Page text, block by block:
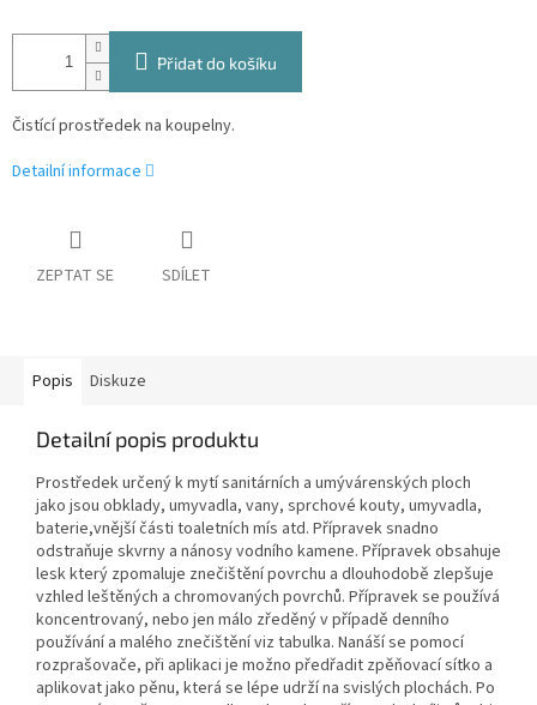
Přidat do košíku
Čistící prostředek na koupelny.
Detailní informace
ZEPTAT SE SDÍLET
Popis Diskuze
Detailní popis produktu
Prostředek určený k mytí sanitárních a umývárenských ploch
jako jsou obklady, umyvadla, vany, sprchové kouty, umyvadla,
baterie,vnější části toaletních mís atd. Přípravek snadno
odstraňuje skvrny a nánosy vodního kamene. Přípravek obsahuje
lesk který zpomaluje znečištění povrchu a dlouhodobě zlepšuje
vzhled leštěných a chromovaných povrchů. Přípravek se používá
koncentrovaný, nebo jen málo zředěný v případě denního
používání a malého znečištění viz tabulka. Nanáší se pomocí
rozprašovače, při aplikaci je možno předřadit zpěňovací sítko a
aplikovat jako pěnu, která se lépe udrží na svislých plochách. Po